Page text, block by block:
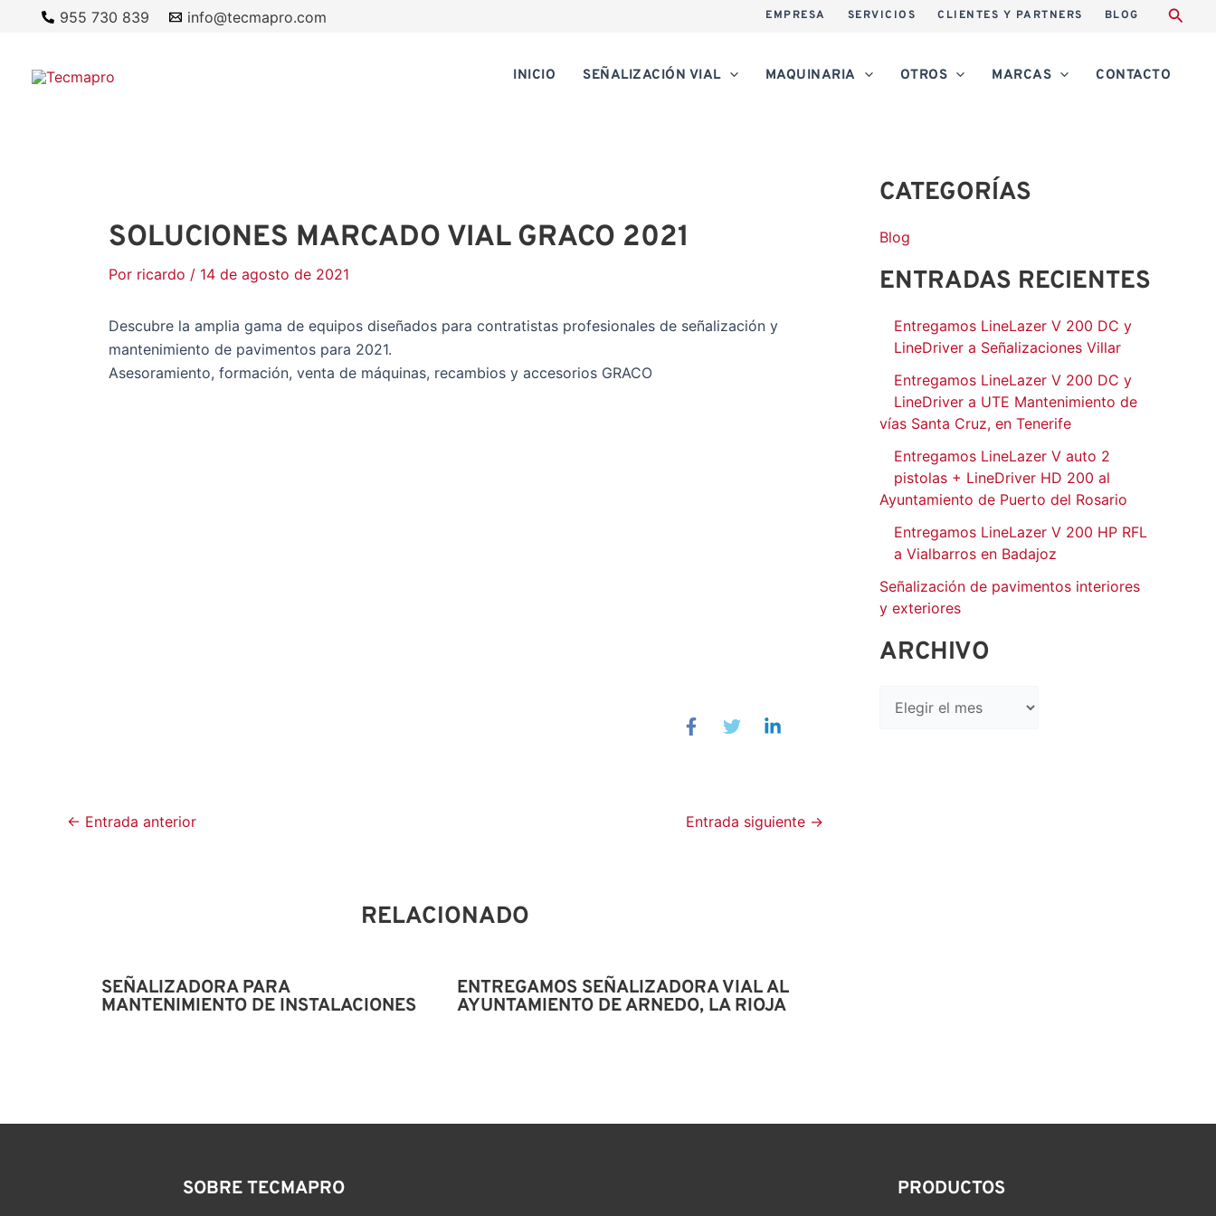
955 730 839 info@tecmapro.com EMPRESA SERVICIOS CLIENTES Y PARTNERS BLOG
INICIO SEÑALIZACIÓN VIAL MAQUINARIA OTROS MARCAS CONTACTO
SOLUCIONES MARCADO VIAL GRACO 2021
Por ricardo / 14 de agosto de 2021
Descubre la amplia gama de equipos diseñados para contratistas profesionales de señalización y
mantenimiento de pavimentos para 2021.
Asesoramiento, formación, venta de máquinas, recambios y accesorios GRACO
← Entrada anterior Entrada siguiente →
RELACIONADO
SEÑALIZADORA PARA
MANTENIMIENTO DE INSTALACIONES
ENTREGAMOS SEÑALIZADORA VIAL AL
AYUNTAMIENTO DE ARNEDO, LA RIOJA
CATEGORÍAS
Blog
ENTRADAS RECIENTES
Entregamos LineLazer V 200 DC y
LineDriver a Señalizaciones Villar
Entregamos LineLazer V 200 DC y
LineDriver a UTE Mantenimiento de
vías Santa Cruz, en Tenerife
Entregamos LineLazer V auto 2
pistolas + LineDriver HD 200 al
Ayuntamiento de Puerto del Rosario
Entregamos LineLazer V 200 HP RFL
a Vialbarros en Badajoz
Señalización de pavimentos interiores
y exteriores
ARCHIVO
A
o
SOBRE TECMAPRO PRODUCTOS